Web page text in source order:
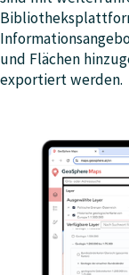
und Flächen
exportiert werden.